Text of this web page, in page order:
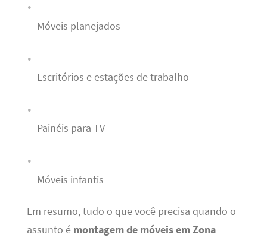
Móveis planejados
Escritórios e estações de trabalho
Painéis para TV
Móveis infantis
Em resumo, tudo o que você precisa quando o
assunto é montagem de móveis em Zona